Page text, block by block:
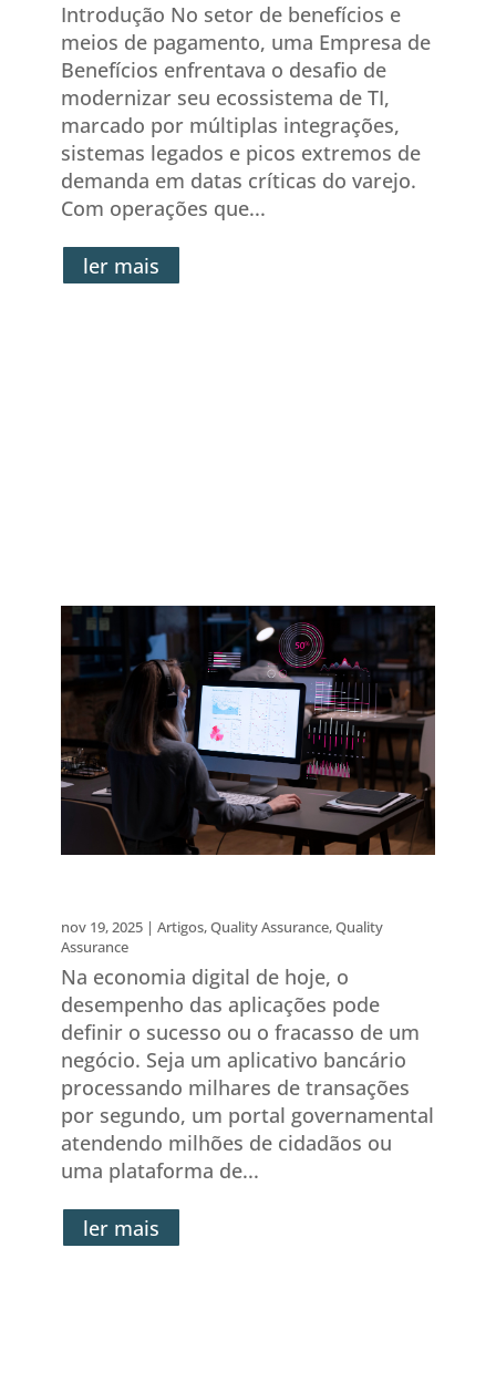
Introdução No setor de benefícios e
meios de pagamento, uma Empresa de
Benefícios enfrentava o desafio de
modernizar seu ecossistema de TI,
marcado por múltiplas integrações,
sistemas legados e picos extremos de
demanda em datas críticas do varejo.
Com operações que...
ler mais
nov 19, 2025| Artigos,Quality Assurance,Quality
Assurance
Na economia digital de hoje, o
desempenho das aplicações pode
definir o sucesso ou o fracasso de um
negócio. Seja um aplicativo bancário
processando milhares de transações
por segundo, um portal governamental
atendendo milhões de cidadãos ou
uma plataforma de...
ler mais